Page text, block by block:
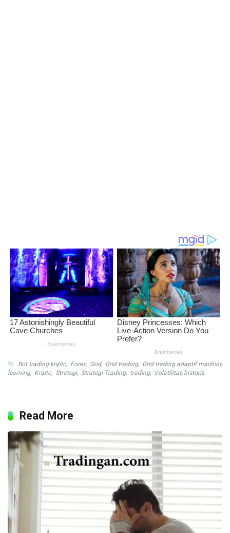
Bot trading kripto, Forex, Grid, Grid trading, Grid trading adaptif machine
learning, Kripto, Strategi, Strategi Trading, trading, Volatilitas historis
Read More